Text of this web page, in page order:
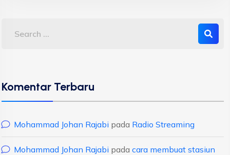
Komentar Terbaru
Mohammad Johan Rajabi pada Radio Streaming
Mohammad Johan Rajabi pada cara membuat stasiun